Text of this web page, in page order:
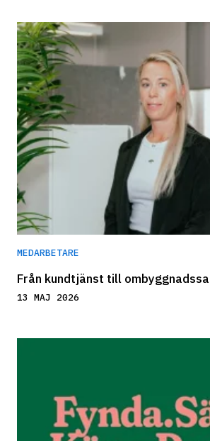
MEDARBETARE
Från kundtjänst till
13 MAJ 2026